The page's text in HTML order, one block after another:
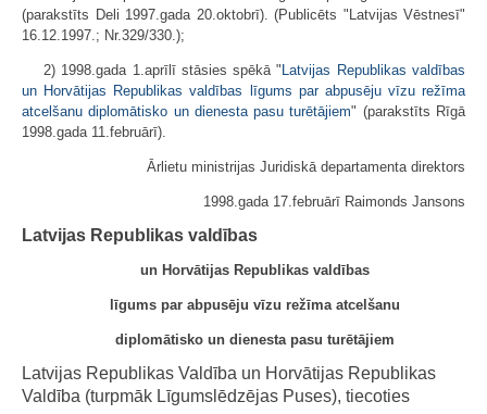
(parakstīts Deli 1997.gada 20.oktobrī). (Publicēts "Latvijas Vēstnesī"
16.12.1997.; Nr.329/330.);
2) 1998.gada 1.aprīlī stāsies spēkā " Latvijas Republikas valdības
un Horvātijas Republikas valdības līgums par abpusēju vīzu režīma
atcelšanu diplomātisko un dienesta pasu turētājiem" (parakstīts Rīgā
1998.gada 11.februārī).
Ārlietu ministrijas Juridiskā departamenta direktors
1998.gada 17.februārī Raimonds Jansons
Latvijas Republikas valdības
un Horvātijas Republikas valdības
līgums par abpusēju vīzu režīma atcelšanu
diplomātisko un dienesta pasu turētājiem
Latvijas Republikas Valdība un Horvātijas Republikas
Valdība (turpmāk Līgumslēdzējas Puses), tiecoties